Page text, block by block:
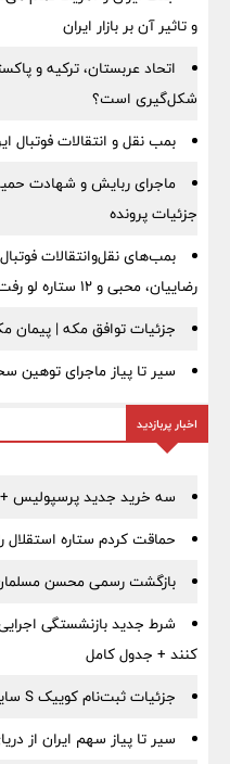
و تاثیر آن بر بازار ایران
اتحاد عربستان، ترکیه و
شکل‌گیری است؟
بمب نقل‌ و انتقالات فوتبال
ماجرای ربایش و شهادت
جزئیات پرونده
بمب‌های نقل‌وانتقالات
رضاییان، محبی و ۱۲ ستاره لو رفت
جزئیات توافق مکه | پیمان
سیر تا پیاز ماجرای توهین
اخبار پربازدید
سه خرید جدید پرسپولیس
حماقت کردم ستاره استقلال
بازگشت رسمی محسن
کنند + جدول کامل
جزئیات ثبت‌نام کوییک S سایپا از شنبه ۱۷ مرداد + جدول شرایط
سیر تا پیاز سهم ایران از